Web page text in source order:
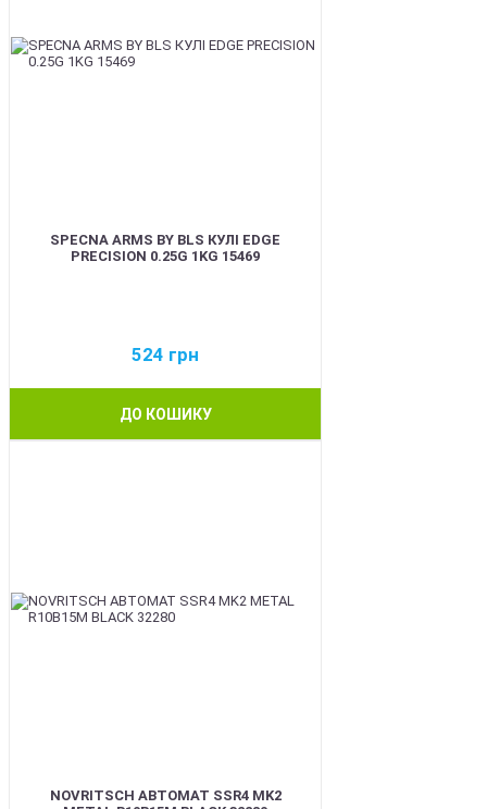
SPECNA ARMS BY BLS КУЛІ EDGE
PRECISION 0.25G 1KG 15469
524 грн
ДО КОШИКУ
NOVRITSCH АВТОМАТ SSR4 MK2